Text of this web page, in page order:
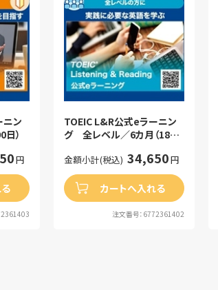
ン
）
円
TOEIC L&R公式eラーニン
グ 全レベル／6カ月（180
金額小計(税込) 34,650円
カートへ入れる
注文番号：6772361402